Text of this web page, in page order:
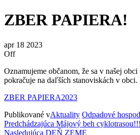
ZBER PAPIERA!
apr 18 2023
Off
Oznamujeme občanom, že sa v našej
pokračuje na daľších stanoviskách v obci.
ZBER PAPIERA2023
Publikované vAktuality Odpadové
Navigácia
Predchádzajúci
príspevok
Predchádzajúca Májový beh cyklotrasou!!!
Nasledujúci
Nasledujúca DEŇ ZEME